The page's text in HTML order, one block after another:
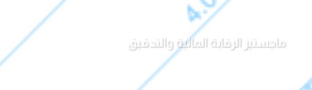
ماجستير الرقابة المالية والتدقيق